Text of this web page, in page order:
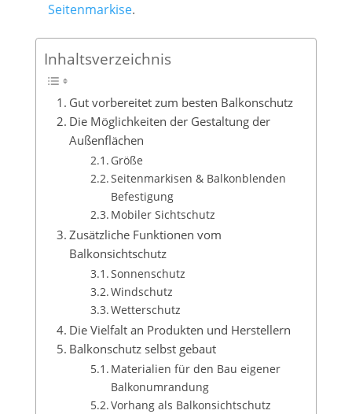
Seitenmarkise.
Inhaltsverzeichnis
Gut vorbereitet zum besten Balkonschutz
Die Möglichkeiten der Gestaltung der
Außenflächen
Größe
Seitenmarkisen & Balkonblenden
Befestigung
Mobiler Sichtschutz
Zusätzliche Funktionen vom
Balkonsichtschutz
Sonnenschutz
Windschutz
Wetterschutz
Die Vielfalt an Produkten und Herstellern
Balkonschutz selbst gebaut
Materialien für den Bau eigener
Balkonumrandung
Vorhang als Balkonsichtschutz